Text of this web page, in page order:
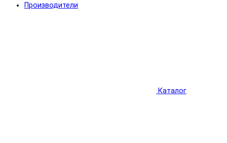
Производители
Каталог